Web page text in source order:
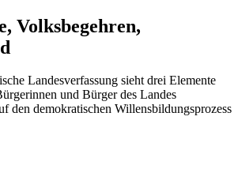
Volksbegehren,
Landesverfassung sieht drei Elemente
und Bürger des Landes
den demokratischen Willensbildungsprozess